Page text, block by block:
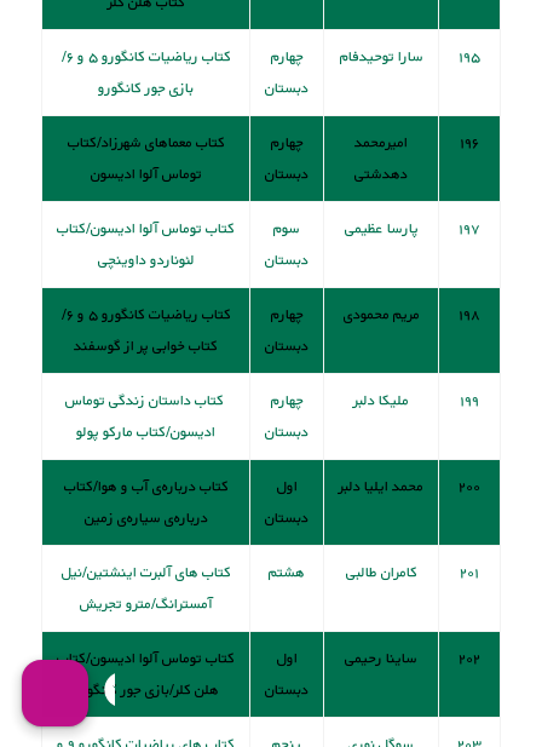
۱۹۵ سارا توحیدفام
چهارم
دبستان
کتاب ریاضیات کانگورو ۵ و ۶/
بازی جور کانگورو
۱۹۶
امیرمحمد
دهدشتی
چهارم
دبستان
کتاب معماهای شهرزاد/کتاب
توماس آلوا اديسون
۱۹۷ پارسا عظیمی
سوم
دبستان
کتاب توماس آلوا اديسون/کتاب
لئوناردو داوينچی
۱۹۸ مریم محمودی
چهارم
دبستان
کتاب ریاضیات کانگورو ۵ و ۶/
کتاب خوابی پر از گوسفند
۱۹۹ ملیکا دلبر
چهارم
دبستان
کتاب داستان زندگی توماس
ادیسون/کتاب مارکو پولو
۲۰۰ محمد ایلیا دلبر
اول
دبستان
کتاب درباره‌ی آب و هوا/کتاب
درباره‌ی سیاره‌ی زمین
۲۰۱ کامران طالبی هشتم
کتاب های آلبرت اينشتين/نيل
آمسترانگ/مترو تجریش
۲۰۲ ساینا رحیمی
اول
دبستان
کتاب توماس آلوا اديسون/کتاب
هلن کلر/بازی جور کانگورو